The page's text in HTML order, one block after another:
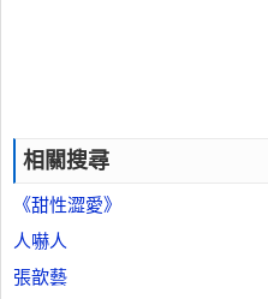
相關搜尋
《甜性澀愛》
人嚇人
張歆藝